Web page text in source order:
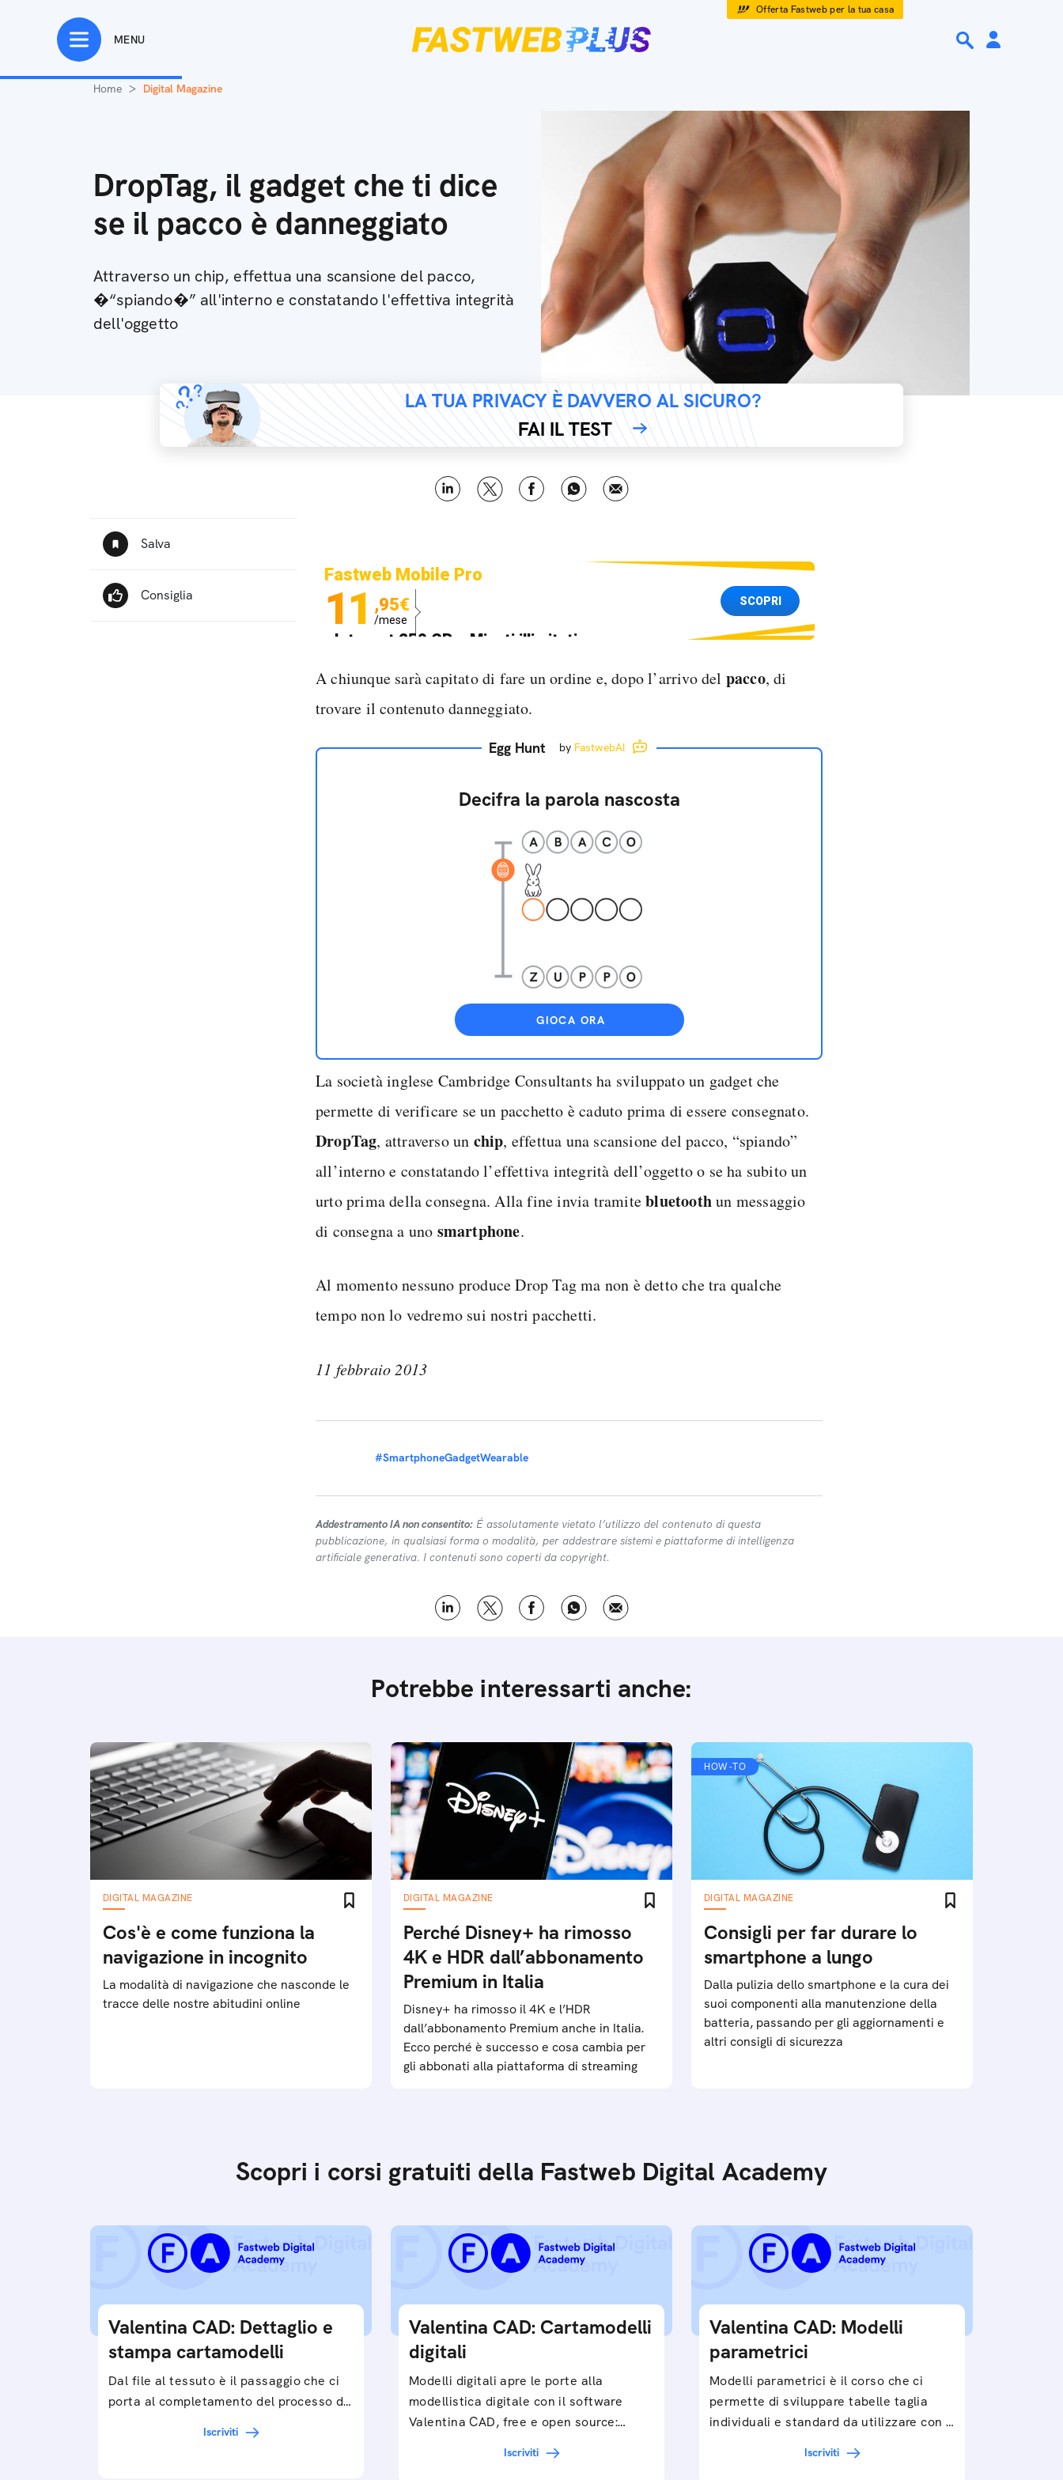
Offerta Fastweb per la tua casa
MENU
Home Digital Magazine
DropTag, il gadget che ti dice
se il pacco è danneggiato
Attraverso un chip, effettua una scansione del pacco,
�“spiando�” all'interno e constatando l'effettiva integrità
dell'oggetto
LA TUA PRIVACY È DAVVERO AL SICURO?
FAI IL TEST
Fastweb Mobile Pro
11 ,95€
/mese
Internet 250 GB e Minuti illimitati
SCOPRI
A chiunque sarà capitato di fare un ordine e, dopo l’arrivo del pacco, di
trovare il contenuto danneggiato.
Egg Hunt by FastwebAI
Decifra la parola nascosta
GIOCA ORA
La società inglese Cambridge Consultants ha sviluppato un gadget che
permette di verificare se un pacchetto è caduto prima di essere consegnato.
DropTag, attraverso un chip, effettua una scansione del pacco, “spiando”
all’interno e constatando l’effettiva integrità dell’oggetto o se ha subito un
urto prima della consegna. Alla fine invia tramitebluetoothun messaggio
di consegna a uno smartphone.
Al momento nessuno produce Drop Tag ma non è detto che tra qualche
tempo non lo vedremo sui nostri pacchetti.
11 febbraio 2013
#SmartphoneGadgetWearable
Addestramento IA non consentito: É assolutamente vietato l’utilizzo del contenuto di questa
pubblicazione, in qualsiasi forma o modalità, per addestrare sistemi e piattaforme di intelligenza
artificiale generativa. I contenuti sono coperti da copyright.
Potrebbe interessarti anche:
DIGITAL MAGAZINE
Cos'è e come funziona la
navigazione in incognito
La modalità di navigazione che nasconde le
tracce delle nostre abitudini online
DIGITAL MAGAZINE
Perché Disney+ ha rimosso
4K e HDR dall’abbonamento
Premium in Italia
Disney+ ha rimosso il 4K e l’HDR
dall’abbonamento Premium anche in Italia.
Ecco perché è successo e cosa cambia per
gli abbonati alla piattaforma di streaming
HOW-TO
DIGITAL MAGAZINE
Consigli per far durare lo
smartphone a lungo
Dalla pulizia dello smartphone e la cura dei
suoi componenti alla manutenzione della
batteria, passando per gli aggiornamenti e
altri consigli di sicurezza
Scopri i corsi gratuiti della Fastweb Digital Academy
Valentina CAD: Dettaglio e
stampa cartamodelli
Dal file al tessuto è il passaggio che ci
porta al completamento del processo di
parametrici.Approfondisci e…
Iscriviti
Valentina CAD: Cartamodelli
digitali
Modelli digitali apre le porte alla
modellistica digitale con il software
Valentina CAD, free e open source:
Iscriviti
Valentina CAD: Modelli
parametrici
Modelli parametrici è il corso che ci
permette di sviluppare tabelle taglia
individuali e standard da utilizzare con il
Iscriviti